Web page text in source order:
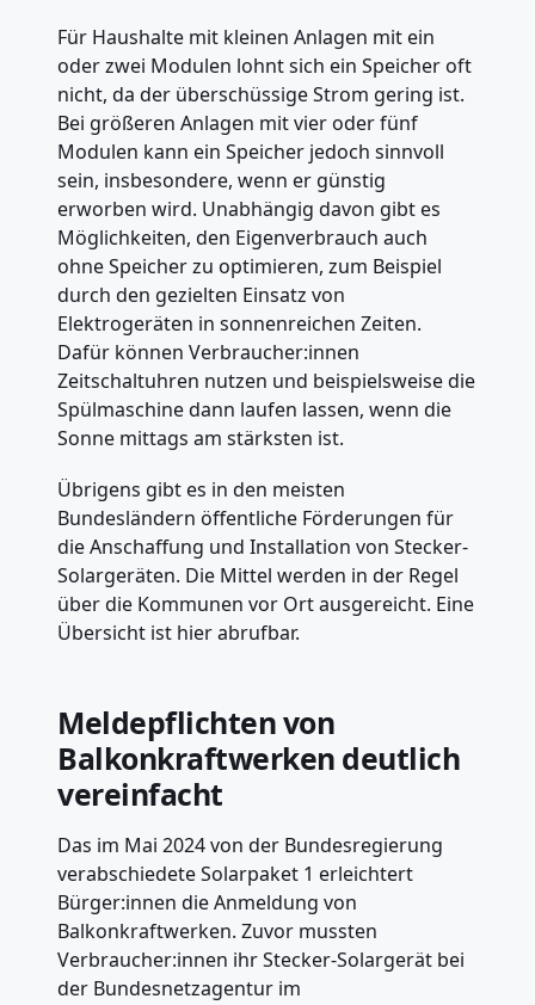
Für Haushalte mit kleinen Anlagen mit ein
oder zwei Modulen lohnt sich ein Speicher oft
nicht, da der überschüssige Strom gering ist.
Bei größeren Anlagen mit vier oder fünf
Modulen kann ein Speicher jedoch sinnvoll
sein, insbesondere, wenn er günstig
erworben wird. Unabhängig davon gibt es
Möglichkeiten, den Eigenverbrauch auch
ohne Speicher zu optimieren, zum Beispiel
durch den gezielten Einsatz von
Elektrogeräten in sonnenreichen Zeiten.
Dafür können Verbraucher:innen
Zeitschaltuhren nutzen und beispielsweise die
Spülmaschine dann laufen lassen, wenn die
Sonne mittags am stärksten ist.
Übrigens gibt es in den meisten
Bundesländern öffentliche Förderungen für
die Anschaffung und Installation von Stecker-
Solargeräten. Die Mittel werden in der Regel
über die Kommunen vor Ort ausgereicht. Eine
Übersicht ist hier abrufbar.
Meldepflichten von
Balkonkraftwerken deutlich
vereinfacht
Das im Mai 2024 von der Bundesregierung
verabschiedete Solarpaket 1 erleichtert
Bürger:innen die Anmeldung von
Balkonkraftwerken. Zuvor mussten
Verbraucher:innen ihr Stecker-Solargerät bei
der Bundesnetzagentur im